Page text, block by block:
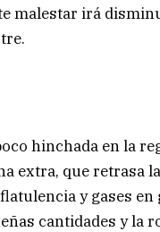
malestar irá
hinchada en la
extra, que retrasa
y gases
cantidades y la